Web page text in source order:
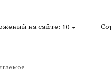
на сайте: 10